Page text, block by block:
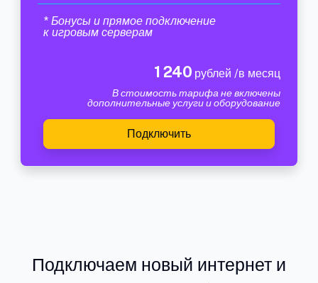
* Бонусы и прямое подключение
к игровым серверам
1 240 рублей /в месяц
В стоимость тарифа не включены
дополнительные услуги и оборудование
Подключить
Подключаем новый интернет и